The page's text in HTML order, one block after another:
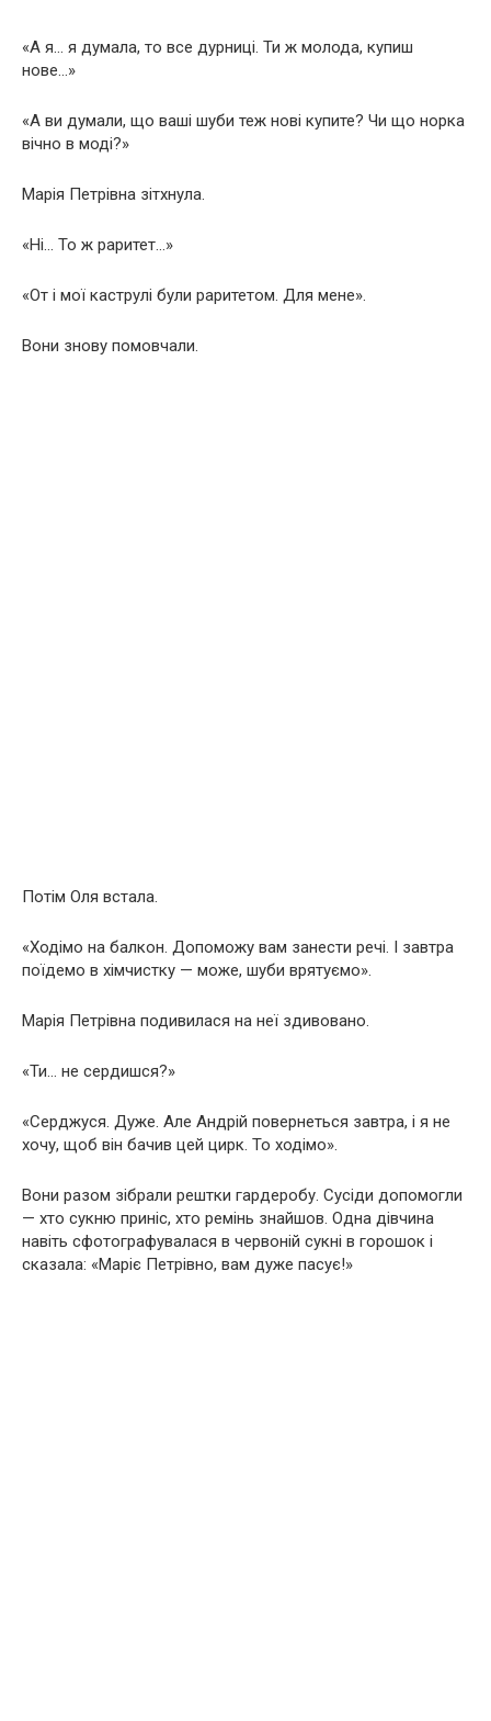
«А я… я думала, то все дурниці. Ти ж молода, купиш
нове…»
«А ви думали, що ваші шуби теж нові купите? Чи що норка
вічно в моді?»
Марія Петрівна зітхнула.
«Ні… То ж раритет…»
«От і мої каструлі були раритетом. Для мене».
Вони знову помовчали.
Потім Оля встала.
«Ходімо на балкон. Допоможу вам занести речі. І завтра
поїдемо в хімчистку — може, шуби врятуємо».
Марія Петрівна подивилася на неї здивовано.
«Ти… не сердишся?»
«Серджуся. Дуже. Але Андрій повернеться завтра, і я не
хочу, щоб він бачив цей цирк. То ходімо».
Вони разом зібрали рештки гардеробу. Сусіди допомогли
— хто сукню приніс, хто ремінь знайшов. Одна дівчина
навіть сфотографувалася в червоній сукні в горошок і
сказала: «Маріє Петрівно, вам дуже пасує!»